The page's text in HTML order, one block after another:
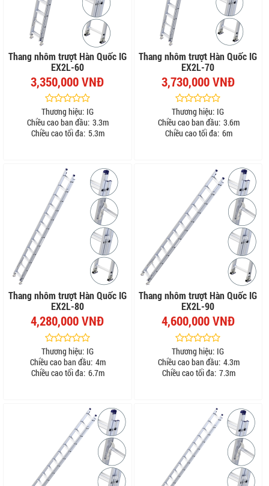
Thang nhôm trượt Hàn Quốc IG
EX2L-60
3,350,000 VNĐ
Thương hiệu: IG
Chiều cao ban đầu: 3.3m
Chiều cao tối đa: 5.3m
Thang nhôm trượt Hàn Quốc IG
EX2L-70
3,730,000 VNĐ
Thương hiệu: IG
Chiều cao ban đầu: 3.6m
Chiều cao tối đa: 6m
Thang nhôm trượt Hàn Quốc IG
EX2L-80
4,280,000 VNĐ
Thương hiệu: IG
Chiều cao ban đầu: 4m
Chiều cao tối đa: 6.7m
Thang nhôm trượt Hàn Quốc IG
EX2L-90
4,600,000 VNĐ
Thương hiệu: IG
Chiều cao ban đầu: 4.3m
Chiều cao tối đa: 7.3m